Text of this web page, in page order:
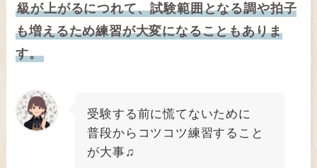
級が上がるにつれて、試験範囲となる調や拍子
も増えるため練習が大変になることもありま
す。
受験する前に慌てないために
普段からコツコツ練習すること
が大事♫